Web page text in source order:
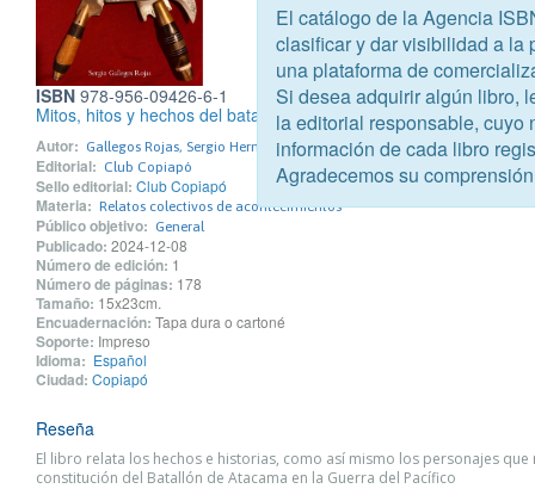
ISBN 978-956-09426-6-1
Mitos, hitos y hechos del batallón de Atacama
Autor: Gallegos Rojas, Sergio Hernán
Editorial: Club Copiapó
Sello editorial: Club Copiapó
Materia: Relatos colectivos de acontecimientos
Público objetivo: General
Publicado: 2024-12-08
Número de edición: 1
Número de páginas: 178
Tamaño: 15x23cm.
Encuadernación: Tapa dura o cartoné
Soporte: Impreso
Idioma: Español
Ciudad: Copiapó
Reseña
El libro relata los hechos e historias, como así mismo los personajes que
constitución del Batallón de Atacama en la Guerra del Pacífico
El catálogo de la Agencia
clasificar y dar visibilidad a la
una plataforma de
Si desea adquirir algún libro,
la editorial responsable, cuyo
información de cada libro
Agradecemos su